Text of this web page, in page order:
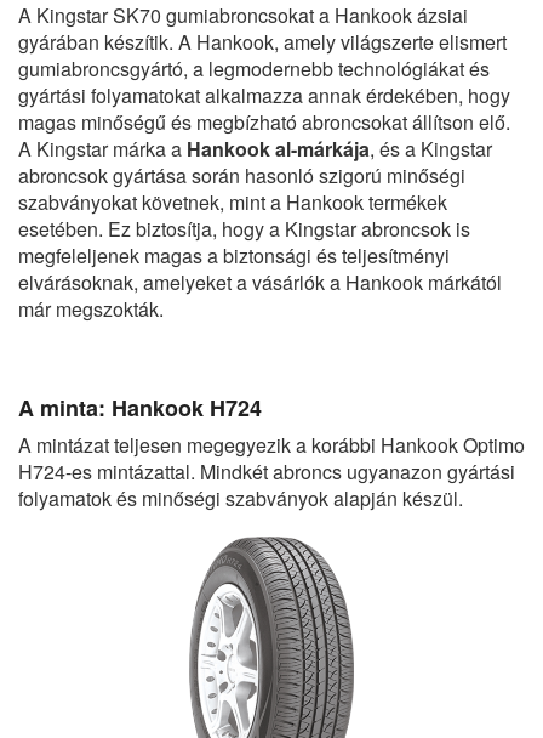
A Kingstar SK70 gumiabroncsokat a Hankook ázsiai
gyárában készítik. A Hankook, amely világszerte elismert
gumiabroncsgyártó, a legmodernebb technológiákat és
gyártási folyamatokat alkalmazza annak érdekében, hogy
magas minőségű és megbízható abroncsokat állítson elő.
A Kingstar márka a Hankook al-márkája, és a Kingstar
abroncsok gyártása során hasonló szigorú minőségi
szabványokat követnek, mint a Hankook termékek
esetében. Ez biztosítja, hogy a Kingstar abroncsok is
megfeleljenek magas a biztonsági és teljesítményi
elvárásoknak, amelyeket a vásárlók a Hankook márkától
már megszokták.
A minta: Hankook H724
A mintázat teljesen megegyezik a korábbi Hankook Optimo
H724-es mintázattal. Mindkét abroncs ugyanazon gyártási
folyamatok és minőségi szabványok alapján készül.